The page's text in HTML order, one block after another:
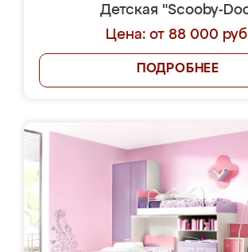
Детская "Scooby-
Цена: от 88 000
ПОДРОБНЕЕ